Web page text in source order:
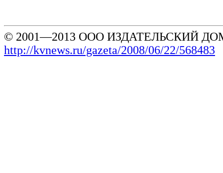
© 2001—2013 ООО ИЗДАТЕЛЬСКИЙ
http://kvnews.ru/gazeta/2008/06/22/568483